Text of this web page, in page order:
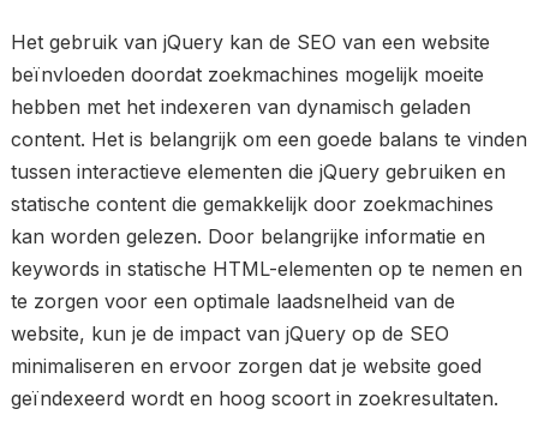
Het gebruik van jQuery kan de SEO van een website
beïnvloeden doordat zoekmachines mogelijk moeite
hebben met het indexeren van dynamisch geladen
content. Het is belangrijk om een goede balans te vinden
tussen interactieve elementen die jQuery gebruiken en
statische content die gemakkelijk door zoekmachines
kan worden gelezen. Door belangrijke informatie en
keywords in statische HTML-elementen op te nemen en
te zorgen voor een optimale laadsnelheid van de
website, kun je de impact van jQuery op de SEO
minimaliseren en ervoor zorgen dat je website goed
geïndexeerd wordt en hoog scoort in zoekresultaten.